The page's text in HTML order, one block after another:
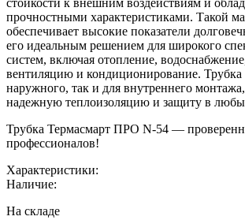
прочностными характеристиками. Такой
обеспечивает высокие показатели
его идеальным решением для широкого
систем, включая отопление,
вентиляцию и кондиционирование. Трубка
наружного, так и для внутреннего
надежную теплоизоляцию и защиту в
Трубка Термасмарт ПРО N-54 —
профессионалов!
Характеристики:
Наличие:
На складе